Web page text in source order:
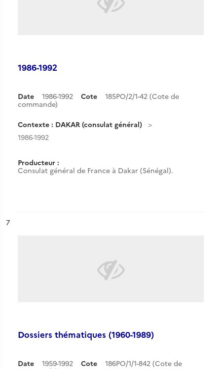
1986-1992
Date 1986-1992 Cote
185PO/2/1-42 (Cote de
commande)
Contexte : DAKAR (consulat général)
1986-1992
Producteur :
Consulat général de France à Dakar (Sénégal).
n°
7
Dossiers thématiques (1960-1989)
Date 1959-1992 Cote
186PO/1/1-842 (Cote de